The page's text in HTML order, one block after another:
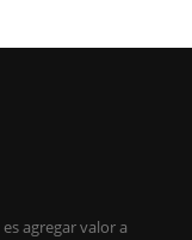
agregar valor a